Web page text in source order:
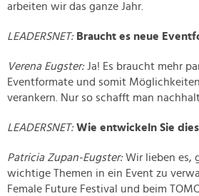
arbeiten wir das ganze Jahr.
LEADERSNET:Braucht es neue
Verena Eugster:Ja! Es braucht mehr
Eventformate und somit
verankern. Nur so schafft man
LEADERSNET:Wie entwickeln Sie
Patricia Zupan-Eugster:Wir lieben es,
wichtige Themen in ein Event zu
Female Future Festival und beim